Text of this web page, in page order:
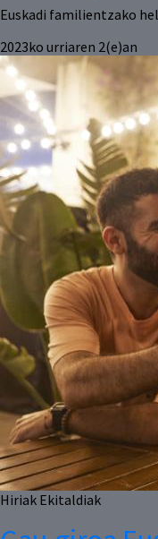
Euskadi familientzako
2023ko urriaren 2(e)an
Hiriak Ekitaldiak